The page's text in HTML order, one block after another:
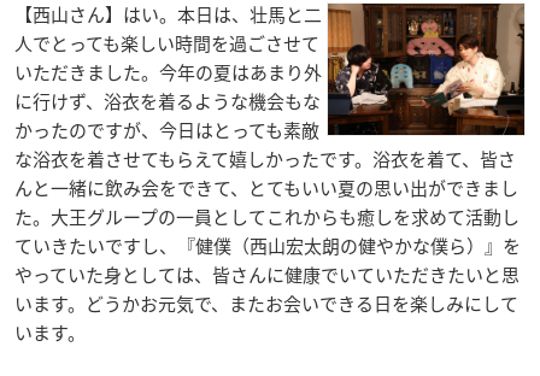
【西山さん】はい。本日は、壮馬と二
人でとっても楽しい時間を過ごさせて
いただきました。今年の夏はあまり外
に行けず、浴衣を着るような機会もな
かったのですが、今日はとっても素敵
な浴衣を着させてもらえて嬉しかったです。浴衣を着て、皆さ
んと一緒に飲み会をできて、とてもいい夏の思い出ができまし
た。大王グループの一員としてこれからも癒しを求めて活動し
ていきたいですし、『健僕（西山宏太朗の健やかな僕ら）』を
やっていた身としては、皆さんに健康でいていただきたいと思
います。どうかお元気で、またお会いできる日を楽しみにして
います。